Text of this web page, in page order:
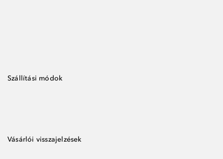
Szállítási módok
Vásárlói visszajelzések